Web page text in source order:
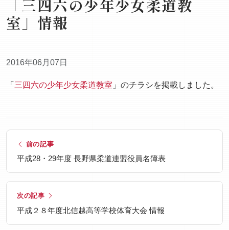
「三四六の少年少女柔道教
室」情報
2016年06月07日
「 三四六の少年少女柔道教室 」のチラシを掲載しました。
前の記事
平成28・29年度 長野県柔道連盟役員名簿表
次の記事
平成２８年度北信越高等学校体育大会 情報